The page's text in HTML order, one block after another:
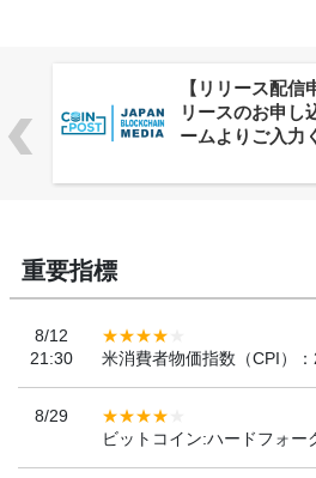
株式会社PlnX
ーバルWeb3カ
「WebX2026」
重要指標
8/12
21:30
米消費者物価指数（CPI）
8/29
ビットコイン:ハードフォー